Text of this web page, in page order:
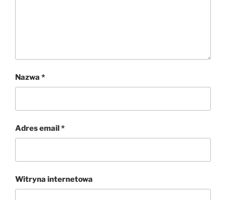
Nazwa *
Adres email*
Witryna internetowa